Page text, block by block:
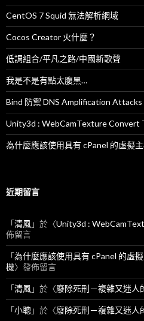
CentOS 7 Squid 無法解析網域
Cocos Creator 火什麼？
低調組合/平凡之路/中國新歌聲
我是不是有點太腹黑…
Bind 防禦 DNS Amplification Attacks
Unity3d : WebCamTexture Convert
為什麼應該使用具有 cPanel 的虛擬主
近期留言
「清風 」於〈Unity3d :
佈留言
「為什麼應該使用具有 cPanel 的虛
機〉發佈留言
「清風 」於〈廢除死刑－複雜又迷人
「小聰 」於〈廢除死刑－複雜又迷人